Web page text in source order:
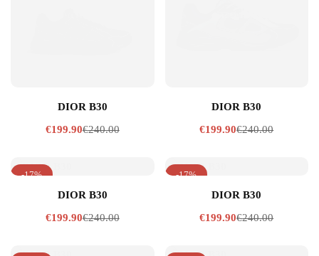
DIOR B30
€240.00
€199.90
DIOR B30
€240.00
€199.90
-17%
DIOR B30
€240.00
€199.90
-17%
DIOR B30
€240.00
€199.90